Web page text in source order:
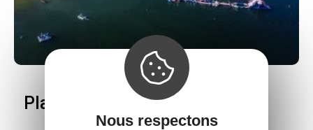
Plage des Rousselleries
Nous respectons